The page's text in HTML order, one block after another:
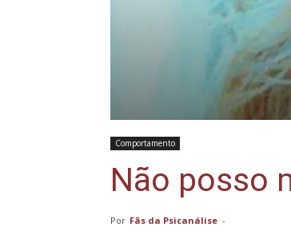
Comportamento
Não posso
Por Fãs da Psicanálise -